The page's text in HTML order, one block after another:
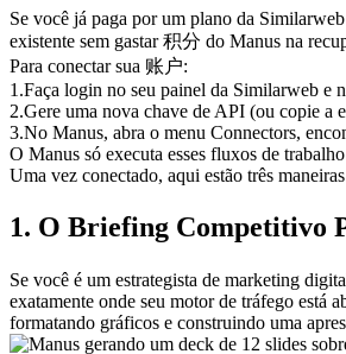
Se você já paga por um plano da
existente sem gastar 积分 do Manus na
Para conectar sua 账户:
1 .Faça login no seu painel da Similarweb e
2.Gere uma nova chave de API (ou copie a
3.No Manus, abra o menu Connectors,
O Manus só executa esses fluxos de
Uma vez conectado, aqui estão três
1. O Briefing Competitivo
Se você é um estrategista de marketing
exatamente onde seu motor de tráfego está
formatando gráficos e construindo uma